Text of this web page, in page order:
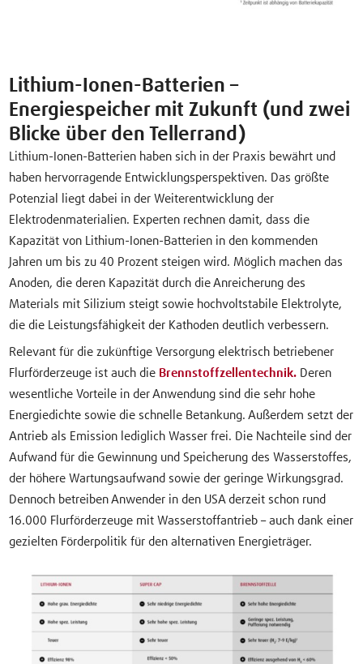
Lithium-Ionen-Batterien –
Energiespeicher mit Zukunft (und zwei
Blicke über den Tellerrand)
Lithium-Ionen-Batterien haben sich in der Praxis bewährt und
haben hervorragende Entwicklungsperspektiven. Das größte
Potenzial liegt dabei in der Weiterentwicklung der
Elektrodenmaterialien. Experten rechnen damit, dass die
Kapazität von Lithium-Ionen-Batterien in den kommenden
Jahren um bis zu 40 Prozent steigen wird. Möglich machen das
Anoden, die deren Kapazität durch die Anreicherung des
Materials mit Silizium steigt sowie hochvoltstabile Elektrolyte,
die die Leistungsfähigkeit der Kathoden deutlich verbessern.
Relevant für die zukünftige Versorgung elektrisch betriebener
Flurförderzeuge ist auch die Brennstoffzellentechnik. Deren
wesentliche Vorteile in der Anwendung sind die sehr hohe
Energiedichte sowie die schnelle Betankung. Außerdem setzt der
Antrieb als Emission lediglich Wasser frei. Die Nachteile sind der
Aufwand für die Gewinnung und Speicherung des Wasserstoffes,
der höhere Wartungsaufwand sowie der geringe Wirkungsgrad.
Dennoch betreiben Anwender in den USA derzeit schon rund
16.000 Flurförderzeuge mit Wasserstoffantrieb – auch dank einer
gezielten Förderpolitik für den alternativen Energieträger.